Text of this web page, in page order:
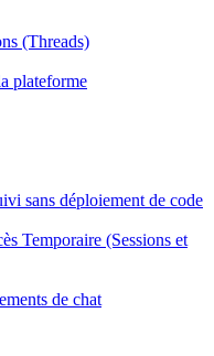
(Threads)
plateforme
sans déploiement de code
Temporaire (Sessions et
de chat